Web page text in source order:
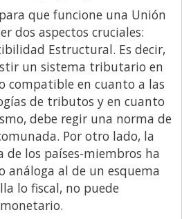
que funcione una Unión
dos aspectos cruciales:
Estructural. Es decir,
un sistema tributario en
compatible en cuanto a las
de tributos y en cuanto
debe regir una norma de
Por otro lado, la
de los países-miembros ha
análoga al de un esquema
lo fiscal, no puede